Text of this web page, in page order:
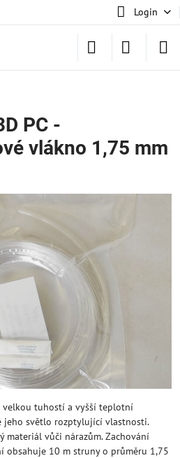
Login
PC -
vlákno 1,75 mm
velkou tuhostí a vyšší teplotní
jeho světlo rozptylující vlastnosti.
materiál vůči nárazům. Zachování
obsahuje 10 m struny o průměru 1,75